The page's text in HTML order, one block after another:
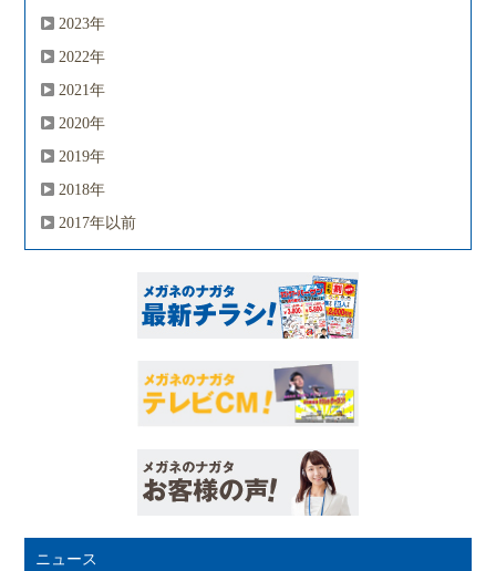
2023年
2022年
2021年
2020年
2019年
2018年
2017年以前
ニュース